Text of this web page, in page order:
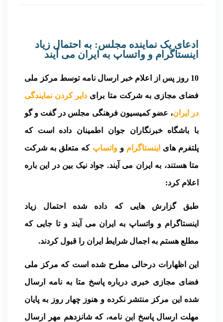
ادعای یک نماینده مجلس: به احتمال زیاد
اینستاگرام و واتساپ به ایران می آیند
10 روز پس از اعلام خبر ارسال نامه توسط مرکز ملی
فضای مجازی به شرکت متا برای دایر کردن نمایندگی
در ایران، عضو کمیسیون فرهنگی مجلس در گفت و گو
با باشگاه خبرنگاران جوان اطمینان داده است که
پلتفرم های اینستاگرام وواتساپ که متعلق به شرکت
متا هستند، به ایران می آیند. جواد نیک بین در این باره
اعلام کرد:
طبق گزارش هایی که داده شده احتمال زیاد
اینستاگرام و واتساپ به ایران می آیند و تا جایی که
مطلع هستم به اجمال شرایط ایران را قبول کردند.
این اظهارات درحالی مطرح شده است که مرکز ملی
فضای مجازی خبری درباره پاسخ متا به نامه ارسال
شده این مرکز منتشر نکرده و هنوز چهار روز به پایان
مهلت ارسال پاسخ این نامه، که شانزدهم مهر ارسال